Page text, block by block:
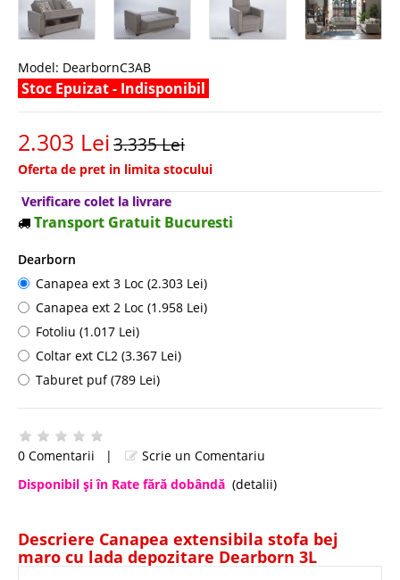
Model: DearbornC3AB
Stoc Epuizat - Indisponibil
2.303 Lei3.335 Lei
Oferta de pret in limita stocului
Verificare colet la livrare
Transport Gratuit Bucuresti
Dearborn
Canapea ext 3 Loc (2.303 Lei)
Canapea ext 2 Loc (1.958 Lei)
Fotoliu (1.017 Lei)
Coltar ext CL2 (3.367 Lei)
Taburet puf (789 Lei)
0 Comentarii |
Scrie un Comentariu
Disponibil şi în Rate fără dobândă (detalii)
Descriere Canapea extensibila stofa bej
maro cu lada depozitare Dearborn 3L